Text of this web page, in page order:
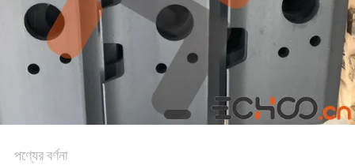
পণ্যের বর্ণনা